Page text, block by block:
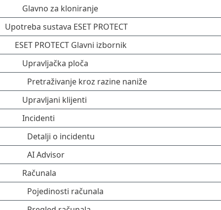
Glavno za kloniranje
Upotreba sustava ESET PROTECT
ESET PROTECT Glavni izbornik
Upravljačka ploča
Pretraživanje kroz razine naniže
Upravljani klijenti
Incidenti
Detalji o incidentu
AI Advisor
Računala
Pojedinosti računala